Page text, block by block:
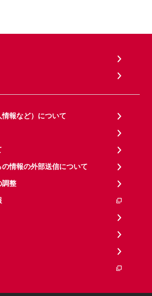
報など）について
情報の外部送信について
調整